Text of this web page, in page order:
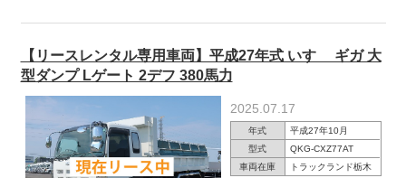
【リースレンタル専用車両】平成27年式 いすゞ ギガ 大
型ダンプ Lゲート 2デフ 380馬力
2025.07.17
年式
平成27年10月
型式
QKG-CXZ77AT
車両在庫
トラックランド栃木